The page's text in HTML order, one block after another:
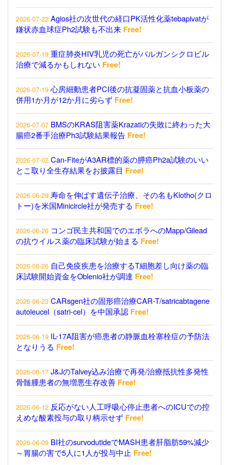
2026-07-22 Agios社の次世代の経口PK活性化薬tebapivatが
鎌状赤血球症Ph2試験も不出来 Free!
2026-07-19 重症肺炎HIV乳児の死亡がバルガンシクロビル
治療で減るかもしれない Free!
2026-07-19 心房細動患者PCI後の抗凝固薬と抗血小板薬の
併用1か月が12か月に劣らず Free!
2026-07-07 BMSのKRAS阻害薬Krazatiの失敗に終わった大
腸癌2番手治療Ph3試験結果報告 Free!
2026-07-02 Can-FiteがA3AR標的薬の膵癌Ph2a試験のいい
とこ取り全生存結果をお披露目 Free!
2026-06-29 寿命を伸ばす遺伝子治療、その名もKlotho(クロ
トー)を米国Minicircle社が発売する Free!
2026-06-26 コンゴ民主共和国でのエボラへのMapp/Gilead
の抗ウイルス薬の臨床試験が始まる Free!
2026-06-26 自己免疫疾患を治療するT細胞差し向け薬の臨
床試験開始資金をOblenio社が調達 Free!
2026-06-23 CARsgen社の固形癌治療CAR-T/satricabtagene
autoleucel（satri-cel）を中国承認 Free!
2026-06-19 IL-17A阻害が癌患者の静脈血栓塞栓症の予防法
となりうる Free!
2026-06-17 J&JのTalvey込み治療で再発/治療抵抗性多発性
骨髄腫患者の無増悪生存改善 Free!
2026-06-12 反応がない人工呼吸心停止患者へのICUでの控
えめな酸素投与の取り柄示せず Free!
2026-06-09 BI社のsurvodutideでMASH患者肝脂肪59%減少
～胃腸の害で5人に1人が投与中止 Free!